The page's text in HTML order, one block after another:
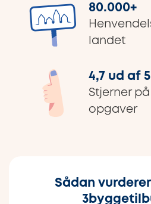
80.000+
landet
4,7 ud af 5
Stjerner
opgaver
Sådan